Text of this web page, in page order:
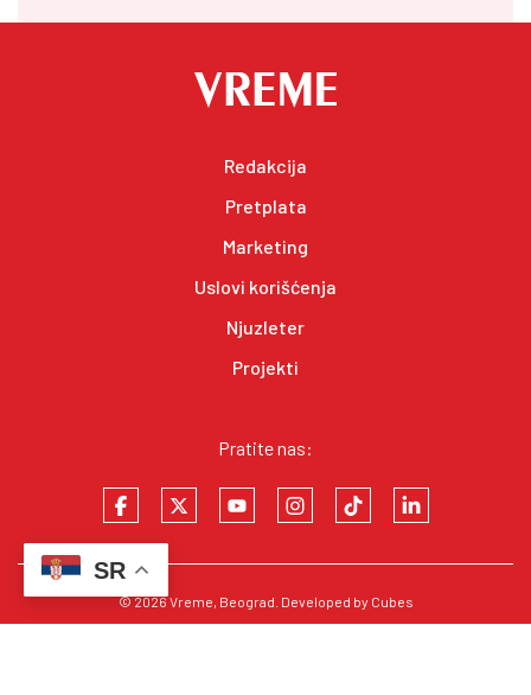
Redakcija
Pretplata
Marketing
Uslovi korišćenja
Njuzleter
Projekti
Pratite nas:
© 2026Vreme, Beograd. Developed by Cubes
SR